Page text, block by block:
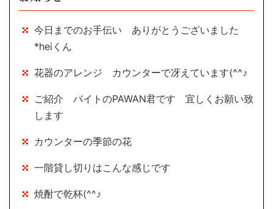
今日までのお手伝い ありがとうございました
*heiくん
花器のアレンジ カウンターで冴えています(^^♪
ご紹介 バイトのPAWAN君です 宜しくお願い致
します
カウンターの季節の花
一階貸し切りはこんな感じです
焼酎で乾杯(^^♪